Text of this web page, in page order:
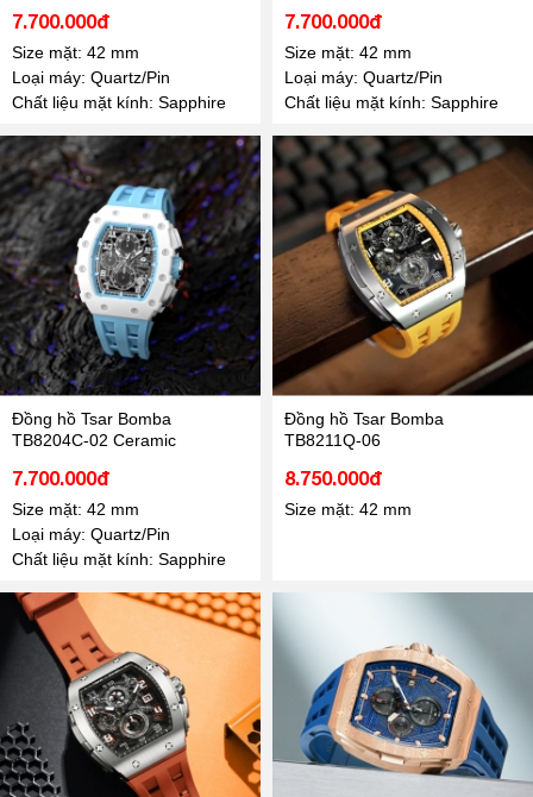
7.700.000đ
Size mặt: 42 mm
Loại máy: Quartz/Pin
Chất liệu mặt kính: Sapphire
7.700.000đ
Size mặt: 42 mm
Loại máy: Quartz/Pin
Chất liệu mặt kính: Sapphire
Đồng hồ Tsar Bomba
TB8204C-02 Ceramic
7.700.000đ
Size mặt: 42 mm
Loại máy: Quartz/Pin
Chất liệu mặt kính: Sapphire
Đồng hồ Tsar Bomba
TB8211Q-06
8.750.000đ
Size mặt: 42 mm